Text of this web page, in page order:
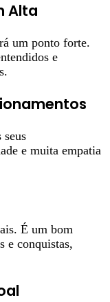
Alta
um ponto forte.
e
seus
e muita empatia
É um bom
e conquistas,